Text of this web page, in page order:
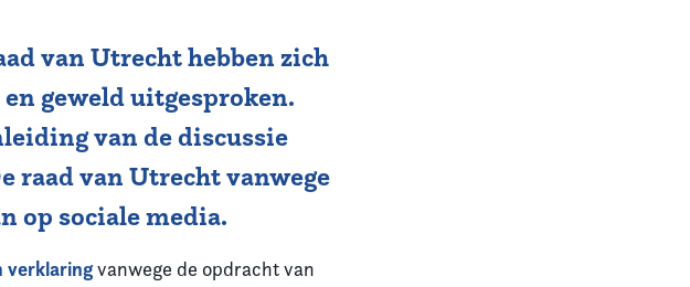
van Utrecht hebben zich
geweld uitgesproken.
van de discussie
raad van Utrecht vanwege
op sociale media.
verklaringvanwege de opdracht van